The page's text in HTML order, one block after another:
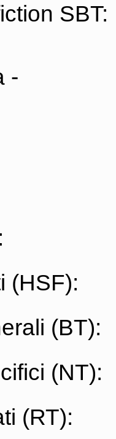
SBT:
-
(HSF):
(BT):
(NT):
(RT):